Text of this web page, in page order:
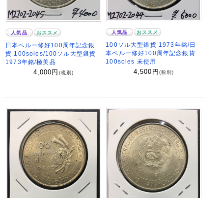
人気品 おススメ
日本ペルー修好100周年記念銀
貨 100soles/100ソル大型銀貨
1973年銘/極美品
4,000 円 (税別)
人気品 おススメ
100ソル大型銀貨 1973年銘/日
本ペルー修好100周年記念銀貨
100soles 未使用
4,500 円 (税別)